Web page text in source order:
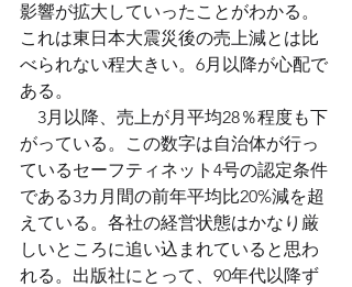
影響が拡大していったことがわかる。
これは東日本大震災後の売上減とは比
べられない程大きい。6月以降が心配で
ある。
3月以降、売上が月平均28％程度も下
がっている。この数字は自治体が行っ
ているセーフティネット4号の認定条件
である3カ月間の前年平均比20%減を超
えている。各社の経営状態はかなり厳
しいところに追い込まれていると思わ
れる。出版社にとって、90年代以降ず